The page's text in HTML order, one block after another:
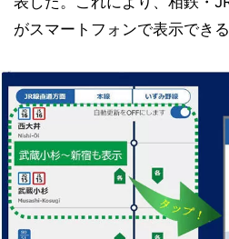
がスマートフォンで表示できる